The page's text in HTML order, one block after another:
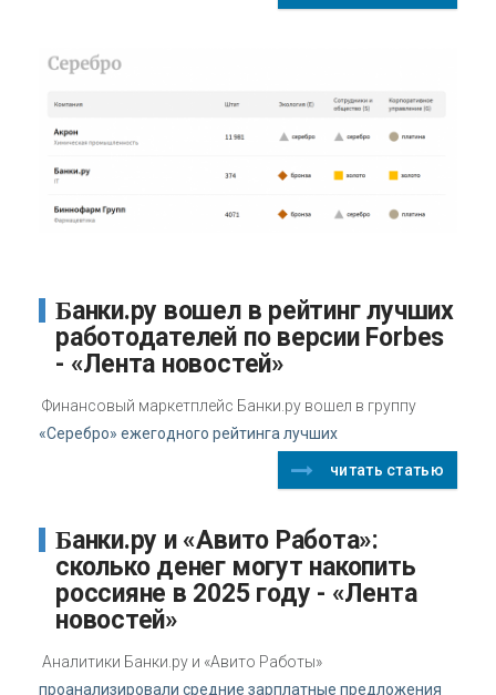
Банки.ру вошел в рейтинг лучших
работодателей по версии Forbes
- «Лента новостей»
Финансовый маркетплейс Банки.ру вошел в группу
«Серебро» ежегодного рейтинга лучших
читать статью
Банки.ру и «Авито Работа»:
сколько денег могут накопить
россияне в 2025 году - «Лента
новостей»
Аналитики Банки.ру и «Авито Работы»
проанализировали средние зарплатные предложения